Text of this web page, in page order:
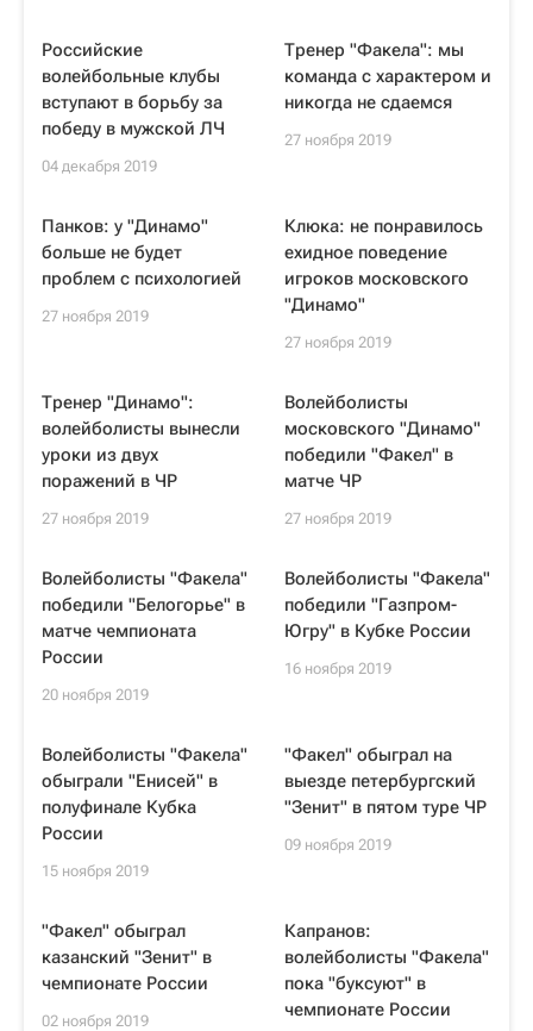
Российские
волейбольные клубы
вступают в борьбу за
победу в мужской ЛЧ
04 декабря 2019
Тренер "Факела": мы
команда с характером и
никогда не сдаемся
27 ноября 2019
Панков: у "Динамо"
больше не будет
проблем с психологией
27 ноября 2019
Клюка: не понравилось
ехидное поведение
игроков московского
"Динамо"
27 ноября 2019
Тренер "Динамо":
волейболисты вынесли
уроки из двух
поражений в ЧР
27 ноября 2019
Волейболисты
московского "Динамо"
победили "Факел" в
матче ЧР
27 ноября 2019
Волейболисты "Факела"
победили "Белогорье" в
матче чемпионата
России
20 ноября 2019
Волейболисты "Факела"
победили "Газпром-
Югру" в Кубке России
16 ноября 2019
Волейболисты "Факела"
обыграли "Енисей" в
полуфинале Кубка
России
15 ноября 2019
"Факел" обыграл на
выезде петербургский
"Зенит" в пятом туре ЧР
09 ноября 2019
"Факел" обыграл
казанский "Зенит" в
чемпионате России
02 ноября 2019
Капранов:
волейболисты "Факела"
пока "буксуют" в
чемпионате России